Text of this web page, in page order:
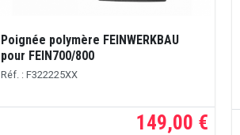
Poignée polymère FEINWERKBAU
pour FEIN700/800
Réf. : F322225XX
149,00 €